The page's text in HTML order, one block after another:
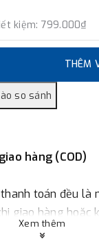
kiệm: 799.000₫
THÊM
hàng (COD)
toán đều là
giao hàng hoặc
thuộc vào đơn
Xem thêm